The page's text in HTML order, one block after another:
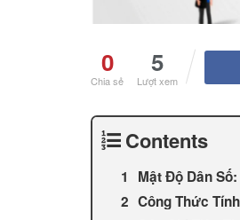
0
Chia sẻ
5
Lượt xem
Contents
Mật Độ Dân
Công Thức